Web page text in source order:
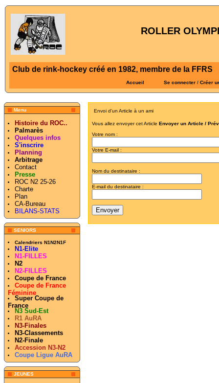
ROLLER
Club de rink-hockey créé en 1982, membre de la FFRS
Accueil Se connecter / Créer
Menu
Histoire du ROC..
Palmarès
Quelques infos
S'inscrire
Planning
Arbitrage
Contact
Presse
ROC N2 25-26
Charte
Plan
CA-Bureau
BILANS-STATS
SENIORS
Calendriers N1N2N1F
N1-Elite
N1-FILLES
N2
N2-FILLES
Coupe de France
Coupe de France
Féminine
Super Coupe de
France
N3 Sud-Est
R1 AuRA
N3-Finales
N3-Classements
N2-Finale
Accession N3-N2
Coupe Ligue AuRA
JEUNES
Envoi d'un Article à un ami
Vous allez envoyer cet Article Envoyer un Article /
Votre nom :
Votre E-mail :
Nom du destinataire :
E-mail du destinataire :